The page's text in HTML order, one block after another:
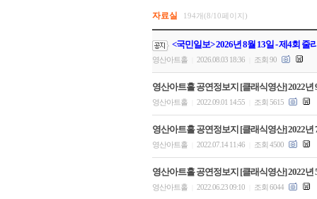
자료실 194개(8/10페이지)
<국민일보> 2026년 8월 13일 - 제4회
영산아트홀 2026.08.03 18:36 조회 90
영산아트홀 공연정보지 [클래식영산] 2022년
영산아트홀 2022.09.01 14:55 조회 5615
영산아트홀 공연정보지 [클래식영산] 2022년
영산아트홀 2022.07.14 11:46 조회 4500
영산아트홀 공연정보지 [클래식영산] 2022년
영산아트홀 2022.06.23 09:10 조회 6044